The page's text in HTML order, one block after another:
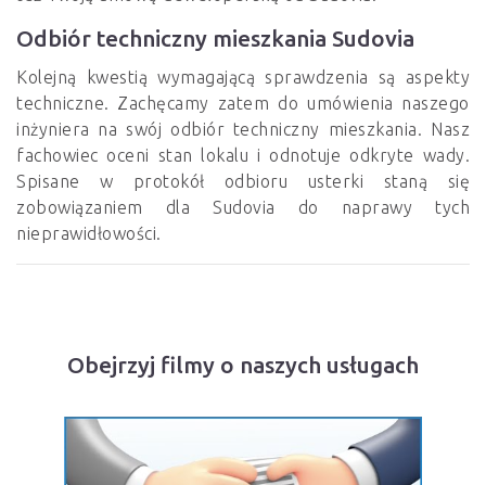
Odbiór techniczny mieszkania Sudovia
Kolejną kwestią wymagającą sprawdzenia są aspekty
techniczne. Zachęcamy zatem do umówienia naszego
inżyniera na swój odbiór techniczny mieszkania. Nasz
fachowiec oceni stan lokalu i odnotuje odkryte wady.
Spisane w protokół odbioru usterki staną się
zobowiązaniem dla Sudovia do naprawy tych
nieprawidłowości.
Obejrzyj filmy o naszych usługach